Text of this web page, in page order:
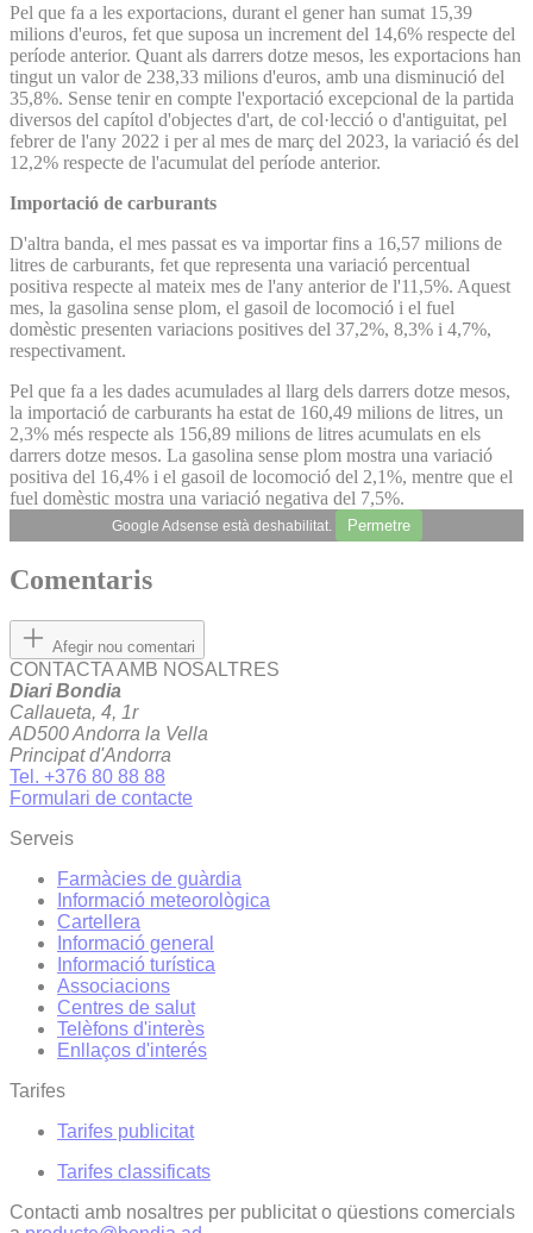
Pel que fa a les exportacions, durant el gener han sumat 15,39
milions d'euros, fet que suposa un increment del 14,6% respecte del
període anterior. Quant als darrers dotze mesos, les exportacions han
tingut un valor de 238,33 milions d'euros, amb una disminució del
35,8%. Sense tenir en compte l'exportació excepcional de la partida
diversos del capítol d'objectes d'art, de col·lecció o d'antiguitat, pel
febrer de l'any 2022 i per al mes de març del 2023, la variació és del
12,2% respecte de l'acumulat del període anterior.
Importació de carburants
D'altra banda, el mes passat es va importar fins a 16,57 milions de
litres de carburants, fet que representa una variació percentual
positiva respecte al mateix mes de l'any anterior de l'11,5%. Aquest
mes, la gasolina sense plom, el gasoil de locomoció i el fuel
domèstic presenten variacions positives del 37,2%, 8,3% i 4,7%,
respectivament.
Pel que fa a les dades acumulades al llarg dels darrers dotze mesos,
la importació de carburants ha estat de 160,49 milions de litres, un
2,3% més respecte als 156,89 milions de litres acumulats en els
darrers dotze mesos. La gasolina sense plom mostra una variació
positiva del 16,4% i el gasoil de locomoció del 2,1%, mentre que el
fuel domèstic mostra una variació negativa del 7,5%.
Google Adsense està deshabilitat. Permetre
Comentaris
Afegir nou comentari
CONTACTA AMB NOSALTRES
Diari Bondia
Callaueta, 4, 1r
AD500 Andorra la Vella
Principat d'Andorra
Tel. +376 80 88 88
Formulari de contacte
Serveis
Farmàcies de guàrdia
Informació meteorològica
Cartellera
Informació general
Informació turística
Associacions
Centres de salut
Telèfons d'interès
Enllaços d'interés
Tarifes
Tarifes publicitat
Tarifes classificats
Contacti amb nosaltres per publicitat o qüestions comercials